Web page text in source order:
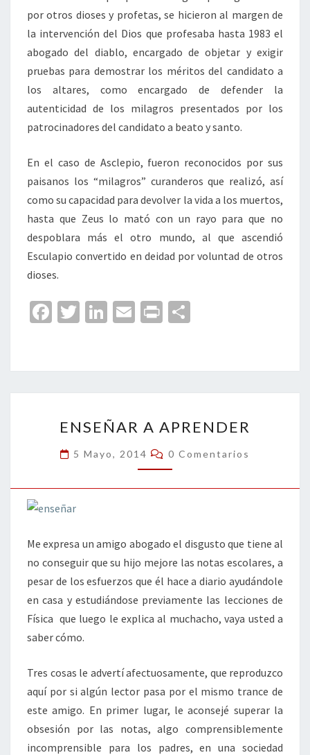
por otros dioses y profetas, se hicieron al margen de
la intervención del Dios que profesaba hasta 1983 el
abogado del diablo, encargado de objetar y exigir
pruebas para demostrar los méritos del candidato a
los altares, como encargado de defender la
autenticidad de los milagros presentados por los
patrocinadores del candidato a beato y santo.
En el caso de Asclepio, fueron reconocidos por sus
paisanos los “milagros” curanderos que realizó, así
como su capacidad para devolver la vida a los muertos,
hasta que Zeus lo mató con un rayo para que no
despoblara más el otro mundo, al que ascendió
Esculapio convertido en deidad por voluntad de otros
dioses.
Fa
o
o
k
T
er
Li
dI
n
E
l
Pr
p
ar
tir
A
APRENDER
ENSEÑAR A APRENDER
5 Mayo, 2014 Comentarios
0 Comentarios
Me expresa un amigo abogado el disgusto que tiene al
no conseguir que su hijo mejore las notas escolares, a
pesar de los esfuerzos que él hace a diario ayudándole
en casa y estudiándose previamente las lecciones de
Física que luego le explica al muchacho, vaya usted a
saber cómo.
Tres cosas le advertí afectuosamente, que reproduzco
aquí por si algún lector pasa por el mismo trance de
este amigo. En primer lugar, le aconsejé superar la
obsesión por las notas, algo comprensiblemente
incomprensible para los padres, en una sociedad